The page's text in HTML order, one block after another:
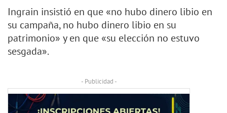
Ingrain insistió en que «no hubo dinero libio en
su campaña, no hubo dinero libio en su
patrimonio» y en que «su elección no estuvo
sesgada».
- Publicidad -